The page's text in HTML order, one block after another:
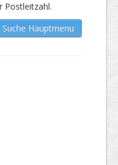
Postleitzahl.
Suche Hauptmenu